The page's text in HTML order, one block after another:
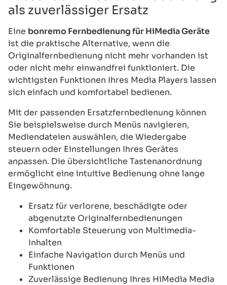
als zuverlässiger Ersatz
Eine bonremo Fernbedienung für HiMedia Geräte
ist die praktische Alternative, wenn die
Originalfernbedienung nicht mehr vorhanden ist
oder nicht mehr einwandfrei funktioniert. Die
wichtigsten Funktionen Ihres Media Players lassen
sich einfach und komfortabel bedienen.
Mit der passenden Ersatzfernbedienung können
Sie beispielsweise durch Menüs navigieren,
Mediendateien auswählen, die Wiedergabe
steuern oder Einstellungen Ihres Gerätes
anpassen. Die übersichtliche Tastenanordnung
ermöglicht eine intuitive Bedienung ohne lange
Eingewöhnung.
Ersatz für verlorene, beschädigte oder
abgenutzte Originalfernbedienungen
Komfortable Steuerung von Multimedia-
Inhalten
Einfache Navigation durch Menüs und
Funktionen
Zuverlässige Bedienung Ihres HiMedia Media